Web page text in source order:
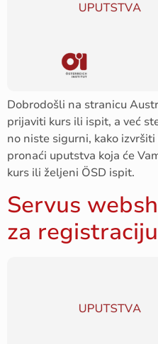
Dobrodošli na stranicu
prijaviti kurs ili ispit, a već
no niste sigurni, kako
pronaći uputstva koja će
kurs ili željeni ÖSD ispit.
Servus
za registraciju